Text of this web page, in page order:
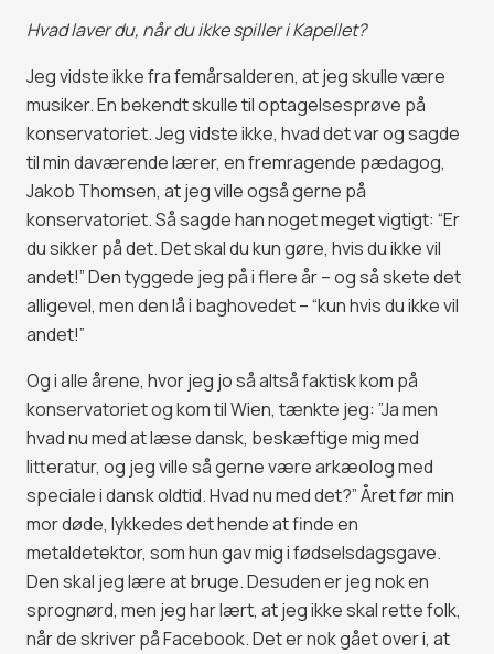
Hvad laver du, når du ikke spiller i Kapellet?
Jeg vidste ikke fra femårsalderen, at jeg skulle være
musiker. En bekendt skulle til optagelsesprøve på
konservatoriet. Jeg vidste ikke, hvad det var og sagde
til min daværende lærer, en fremragende pædagog,
Jakob Thomsen, at jeg ville også gerne på
konservatoriet. Så sagde han noget meget vigtigt: “Er
du sikker på det. Det skal du kun gøre, hvis du ikke vil
andet!” Den tyggede jeg på i flere år – og så skete det
alligevel, men den lå i baghovedet – “kun hvis du ikke vil
andet!”
Og i alle årene, hvor jeg jo så altså faktisk kom på
konservatoriet og kom til Wien, tænkte jeg: ”Ja men
hvad nu med at læse dansk, beskæftige mig med
litteratur, og jeg ville så gerne være arkæolog med
speciale i dansk oldtid. Hvad nu med det?” Året før min
mor døde, lykkedes det hende at finde en
metaldetektor, som hun gav mig i fødselsdagsgave.
Den skal jeg lære at bruge. Desuden er jeg nok en
sprognørd, men jeg har lært, at jeg ikke skal rette folk,
når de skriver på Facebook. Det er nok gået over i, at